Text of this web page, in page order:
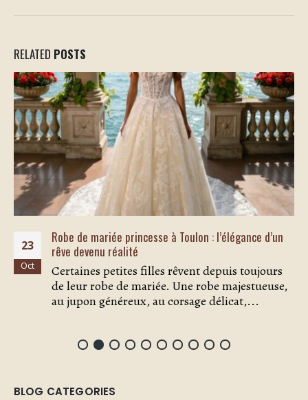
RELATED POSTS
23
Oct
Robe de mariée princesse à Toulon : l’élégance d’un
rêve devenu réalité
Certaines petites filles rêvent depuis toujours
de leur robe de mariée. Une robe majestueuse,
au jupon généreux, au corsage délicat,...
BLOG CATEGORIES